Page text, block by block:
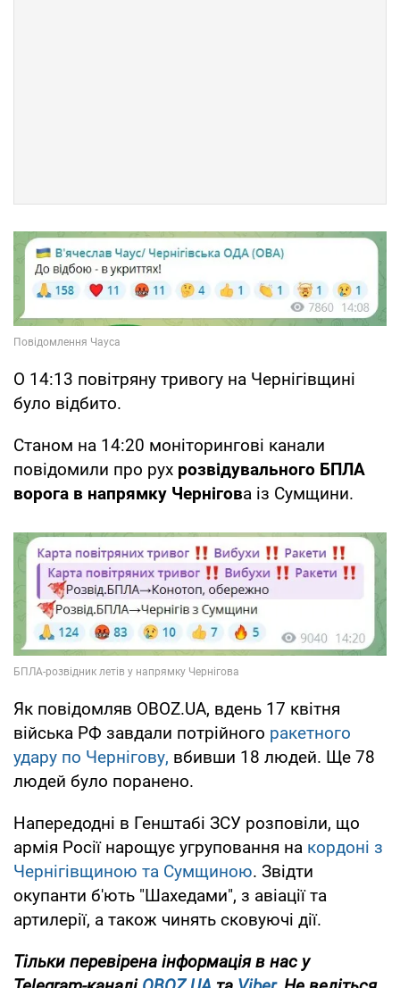
О 14:13 повітряну тривогу на Чернігівщині
було відбито.
Станом на 14:20 моніторингові канали
повідомили про рух розвідувального БПЛА
ворога в напрямку Чернігова із Сумщини.
Як повідомляв OBOZ.UA, вдень 17 квітня
війська РФ завдали потрійного ракетного
удару по Чернігову, вбивши 18 людей. Ще 78
людей було поранено.
Напередодні в Генштабі ЗСУ розповіли, що
армія Росії нарощує угруповання на кордоні з
Чернігівщиною та Сумщиною. Звідти
окупанти б'ють "Шахедами", з авіації та
артилерії, а також чинять сковуючі дії.
Тільки перевірена інформація в нас у